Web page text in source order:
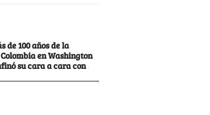
de 100 años de la
en Washington
su cara a cara con